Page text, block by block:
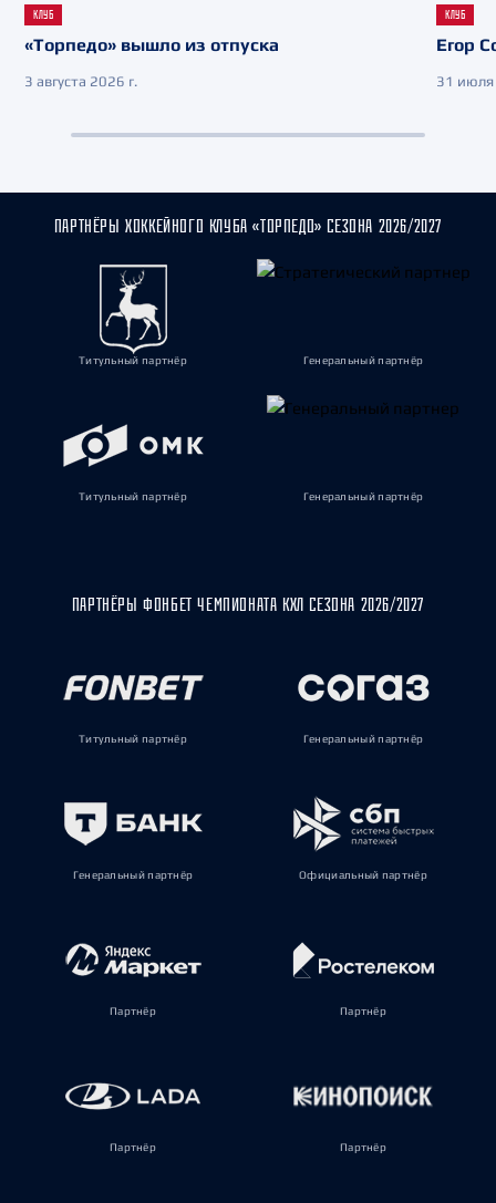
КЛУБ
«Торпедо» вышло из отпуска
3 августа 2026 г.
КЛУБ
Егор
31 июля
ПАРТНЁРЫ ХОККЕЙНОГО КЛУБА «ТОРПЕДО» СЕЗОНА 2026/2027
Титульный партнёр Генеральный партнёр
Титульный партнёр Генеральный партнёр
ПАРТНЁРЫ ФОНБЕТ ЧЕМПИОНАТА КХЛ СЕЗОНА 2026/2027
Титульный партнёр Генеральный партнёр
Генеральный партнёр Официальный партнёр
Партнёр Партнёр
Партнёр Партнёр